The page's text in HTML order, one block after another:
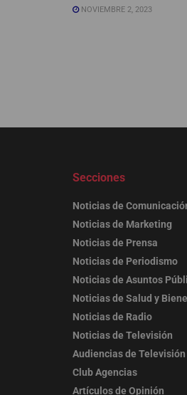
NOVIEMBRE 2, 2023
Secciones
Noticias de
Noticias de Marketing
Noticias de Prensa
Noticias de Periodismo
Noticias de Asuntos
Noticias de Salud y
Noticias de Radio
Noticias de Televisión
Audiencias de Televisión
Club Agencias
Artículos de Opinión